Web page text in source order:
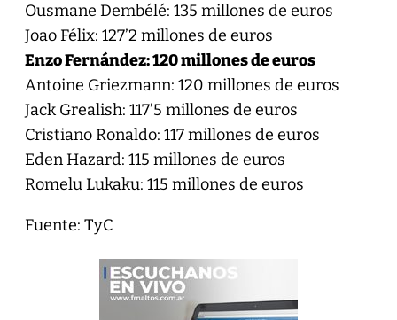
Ousmane Dembélé: 135 millones de euros
Joao Félix: 127’2 millones de euros
Enzo Fernández: 120 millones de euros
Antoine Griezmann: 120 millones de euros
Jack Grealish: 117’5 millones de euros
Cristiano Ronaldo: 117 millones de euros
Eden Hazard: 115 millones de euros
Romelu Lukaku: 115 millones de euros
Fuente: TyC